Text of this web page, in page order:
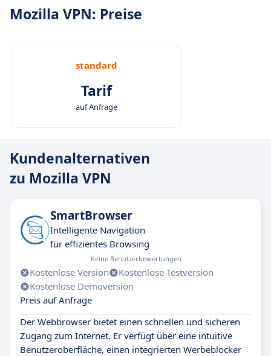
Mozilla VPN: Preise
standard
Tarif
auf Anfrage
Kundenalternativen
zu Mozilla VPN
SmartBrowser
Intelligente Navigation
für effizientes Browsing
Keine Benutzerbewertungen
Kostenlose Version
Kostenlose Testversion
Kostenlose Demoversion
Preis auf Anfrage
Der Webbrowser bietet einen schnellen und sicheren
Zugang zum Internet. Er verfügt über eine intuitive
Benutzeroberfläche, einen integrierten Werbeblocker